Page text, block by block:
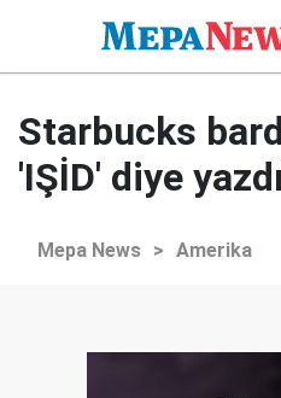
Starbucks
'IŞİD' diye
Mepa News > Amerika